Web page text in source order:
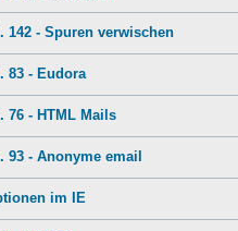
142 - Spuren verwischen
83 - Eudora
76 - HTML Mails
- Anonyme email
im IE